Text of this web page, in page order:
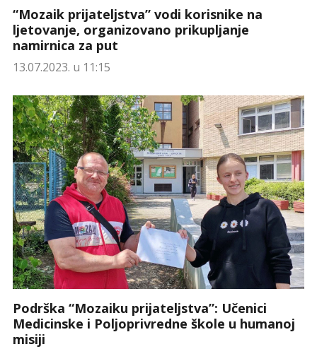
“Mozaik prijateljstva” vodi korisnike na
ljetovanje, organizovano prikupljanje
namirnica za put
13.07.2023. u 11:15
Podrška “Mozaiku prijateljstva”: Učenici
Medicinske i Poljoprivredne škole u humanoj
misiji